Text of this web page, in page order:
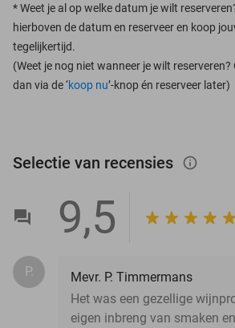
*Weet je al op welke datum je wilt
hierboven de datum en reserveer en koop
tegelijkertijd.
(Weet je nog niet wanneer je wilt reserveren?
dan via de ‘koop nu’-knop én reserveer later)
Selectie van recensies info_outlined
9,5
P.
Mevr. P. Timmermans
Het was een gezellige
eigen inbreng van smaken